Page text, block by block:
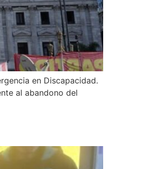
en Discapacidad.
al abandono del